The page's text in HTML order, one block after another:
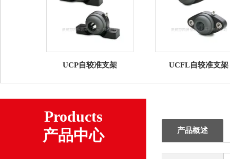
UCP自较准支架 UCFL自较准支架
Products
产品中心
产品概述